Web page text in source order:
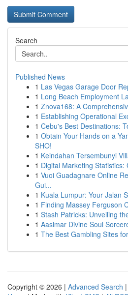
Search
Published News
1 Las Vegas Garage Door
1 Long Beach Employment
1 Znova168: A
1 Establishing Operational
1 Cebu's Best Destinations:
1 Obtain Your Hands on a
SHO!
1 Keindahan Tersembunyi
1 Digital Marketing Statistics:
1 Vuoi Guadagnare Online
Gui...
1 Kuala Lumpur: Your Jalan
1 Finding Massey Ferguson
1 Stash Patricks: Unveiling
1 Aasimar Divine Soul
1 The Best Gambling Sites
Copyright © 2026 | Advanced Search |